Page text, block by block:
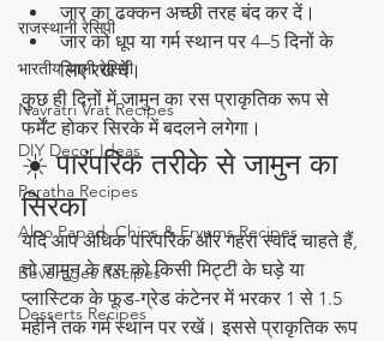
राजस्थानी रेसिपी
भारतीय थाली रेसिपी
Navratri Vrat Recipes
DIY Decor Ideas
Paratha Recipes
Aloo Papad, Chips & Fryums Recipes
Beverages Recipes
Desserts Recipes
जार का ढक्कन अच्छी तरह बंद कर दें।
जार को धूप या गर्म स्थान पर 4–5 दिनों के
लिए रख दें।
कुछ ही दिनों में जामुन का रस प्राकृतिक रूप से
फर्मेंट होकर सिरके में बदलने लगेगा।
☀️ पारंपरिक तरीके से जामुन का
सिरका
यदि आप अधिक पारंपरिक और गहरा स्वाद चाहते हैं,
तो जामुन के रस को किसी मिट्टी के घड़े या
प्लास्टिक के फूड-ग्रेड कंटेनर में भरकर 1 से 1.5
महीने तक गर्म स्थान पर रखें। इससे प्राकृतिक रूप